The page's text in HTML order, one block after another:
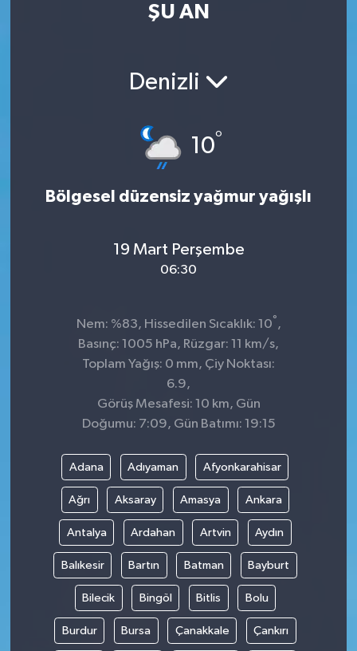
ŞU AN
Denizli
10°
Bölgesel düzensiz yağmur yağışlı
19 Mart Perşembe
06:30
Nem: %83, Hissedilen Sıcaklık: 10° ,
Basınç: 1005 hPa, Rüzgar: 11 km/s,
Toplam Yağış: 0 mm, Çiy Noktası:
6.9,
Görüş Mesafesi: 10 km, Gün
Doğumu: 7:09, Gün Batımı: 19:15
Adana Adıyaman Afyonkarahisar
Ağrı Aksaray Amasya Ankara
Antalya Ardahan Artvin Aydın
Balıkesir Bartın Batman Bayburt
Bilecik Bingöl Bitlis Bolu
Burdur Bursa Çanakkale Çankırı
Sağlık